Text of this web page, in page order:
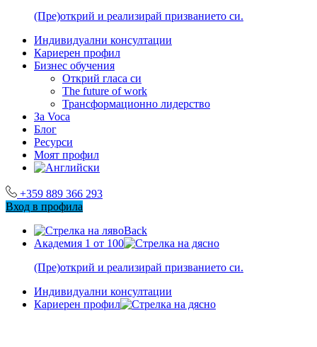
(Пре)открий и реализирай призванието си.
Индивидуални консултации
Кариерен профил
Бизнес обучения
Открий гласа си
The future of work
Трансформационно лидерство
За Voca
Блог
Ресурси
Моят профил
+359 889 366 293
Вход в профила
Back
Академия 1 от 100
(Пре)открий и реализирай призванието си.
Индивидуални консултации
Кариерен профил